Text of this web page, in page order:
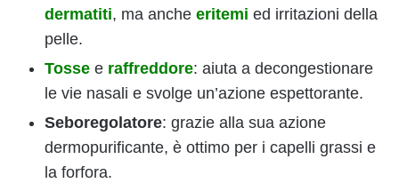
dermatiti, ma anche eritemi ed irritazioni della
pelle.
Tosse e raffreddore: aiuta a decongestionare
le vie nasali e svolge un’azione espettorante.
Seboregolatore: grazie alla sua azione
dermopurificante, è ottimo per i capelli grassi e
la forfora.